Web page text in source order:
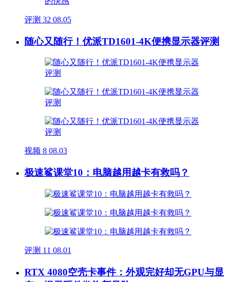
评测 32 08.05
随心又随行！优派TD1601-4K便携显示器评测
视频 8 08.03
极速鲨课堂10：电脑越用越卡有救吗？
评测 11 08.01
RTX 4080空壳卡事件：外观完好却无GPU与显